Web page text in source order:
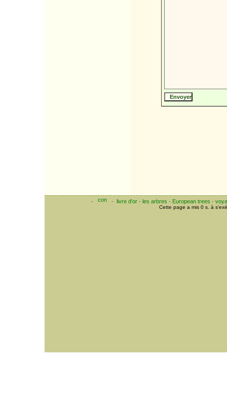
· · livre d'or · les arbres · European trees ·
Cette page a mis 0 s. à